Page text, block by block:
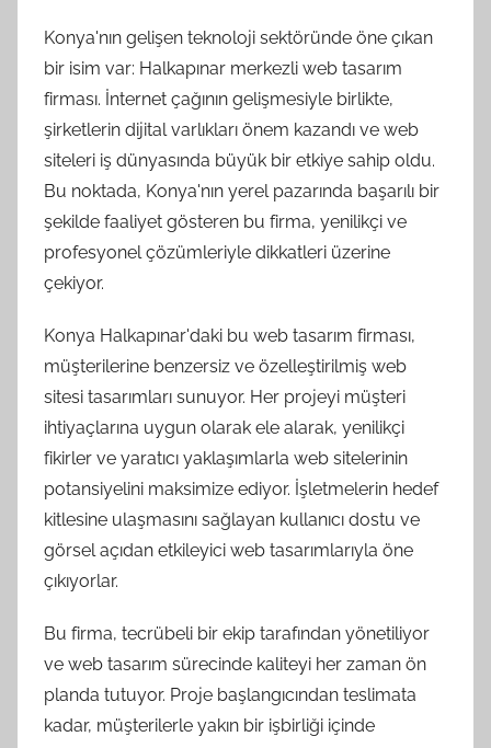
Konya'nın gelişen teknoloji sektöründe öne çıkan
bir isim var: Halkapınar merkezli web tasarım
firması. İnternet çağının gelişmesiyle birlikte,
şirketlerin dijital varlıkları önem kazandı ve web
siteleri iş dünyasında büyük bir etkiye sahip oldu.
Bu noktada, Konya'nın yerel pazarında başarılı bir
şekilde faaliyet gösteren bu firma, yenilikçi ve
profesyonel çözümleriyle dikkatleri üzerine
çekiyor.
Konya Halkapınar'daki bu web tasarım firması,
müşterilerine benzersiz ve özelleştirilmiş web
sitesi tasarımları sunuyor. Her projeyi müşteri
ihtiyaçlarına uygun olarak ele alarak, yenilikçi
fikirler ve yaratıcı yaklaşımlarla web sitelerinin
potansiyelini maksimize ediyor. İşletmelerin hedef
kitlesine ulaşmasını sağlayan kullanıcı dostu ve
görsel açıdan etkileyici web tasarımlarıyla öne
çıkıyorlar.
Bu firma, tecrübeli bir ekip tarafından yönetiliyor
ve web tasarım sürecinde kaliteyi her zaman ön
planda tutuyor. Proje başlangıcından teslimata
kadar, müşterilerle yakın bir işbirliği içinde